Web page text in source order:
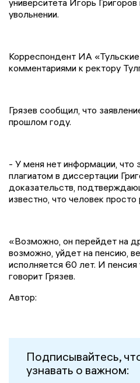
университета Игорь
увольнении.
Корреспондент ИА
комментариями к ректору
Грязев сообщил, что
прошлом году.
- У меня нет информации, что
плагиатом в диссертации
доказательств,
известно, что человек
«Возможно, он перейдет на
возможно, уйдет на пенсию,
исполняется 60 лет. И
говорит Грязев.
Автор:
Подписывайтесь,
узнавать о важном: